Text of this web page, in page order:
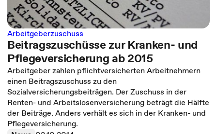
Arbeitgeberzuschuss
Beitragszuschüsse zur Kranken- und
Pflegeversicherung ab 2015
Arbeitgeber zahlen pflichtversicherten Arbeitnehmern
einen Beitragszuschuss zu den
Sozialversicherungsbeiträgen. Der Zuschuss in der
Renten- und Arbeitslosenversicherung beträgt die Hälfte
der Beiträge. Anders verhält es sich in der Kranken- und
Pflegeversicherung.